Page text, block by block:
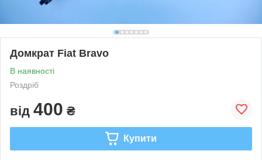
Домкрат Fiat Bravo
В наявності
Роздріб
від 400 ₴
Купити